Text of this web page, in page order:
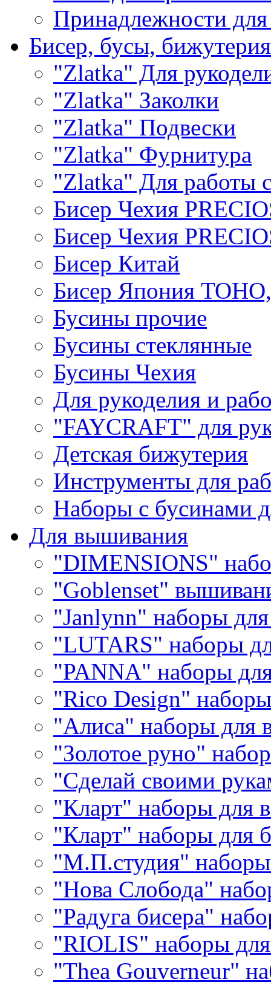
Принадлежности
Бисер, бусы, бижутерия
"Zlatka" Для
"Zlatka" Заколки
"Zlatka" Подвески
"Zlatka" Фурнитура
"Zlatka" Для работы
Бисер Чехия
Бисер Чехия
Бисер Китай
Бисер Япония
Бусины прочие
Бусины стеклянные
Бусины Чехия
Для рукоделия и
"FAYCRAFT" для
Детская бижутерия
Инструменты для
Наборы с бусинами
Для вышивания
"DIMENSIONS"
"Goblenset"
"Janlynn" наборы
"LUTARS" наборы
"PANNA" наборы
"Rico Design"
"Алиса" наборы для
"Золотое руно"
"Сделай своими
"Кларт" наборы для
"Кларт" наборы для
"М.П.студия"
"Нова Слобода"
"Радуга бисера"
"RIOLIS" наборы
"Thea Gouverneur"